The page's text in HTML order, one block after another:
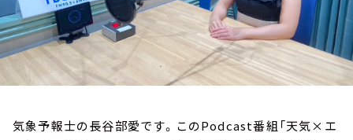
気象予報士の長谷部愛です。このPodcast番組「天気×エ